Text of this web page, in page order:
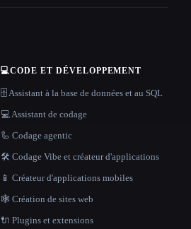
💻CODE ET DÉVELOPPEMENT
🗄️ Assistant à la base de données et au SQL
💻 Assistant de codage
🦾 Codage agentic
🛠️ Codage Vibe et créateur d'applications
📱 Créateur d'applications mobiles
🕸 Création de sites web
🔌 Plugins et extensions